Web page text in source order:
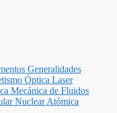
Generalidades
Óptica Laser
Mecánica de Fluidos
Nuclear Atómica